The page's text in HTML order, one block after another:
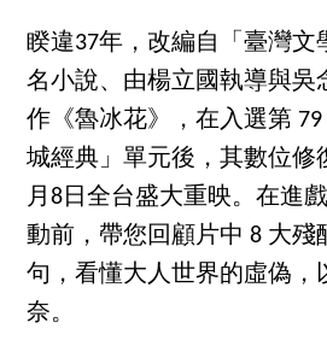
睽違37年，改編自「臺灣文
名小說、由楊立國執導與吳
作《魯冰花》，在入選第
城經典」單元後，其數位修
月8日全台盛大重映。在進
動前，帶您回顧片中 8 大殘
句，看懂大人世界的虛偽，
奈。